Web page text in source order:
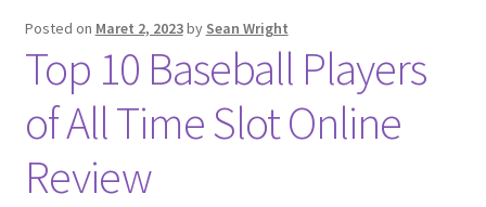
Privacy Policy
Posted on Maret 2, 2023by Sean Wright
Top 10 Baseball Players
of All Time Slot Online
Review